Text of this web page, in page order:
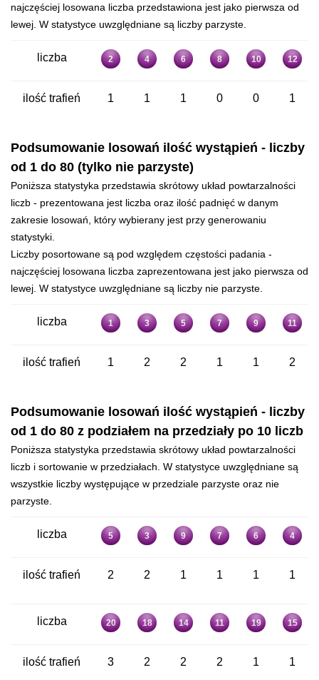
najczęściej losowana liczba przedstawiona jest jako pierwsza od
lewej. W statystyce uwzględniane są liczby parzyste.
liczba 2 4 6 8 10 12
ilość trafień 1 1 1 0 0 1
Podsumowanie losowań ilość wystąpień - liczby
od 1 do 80 (tylko nie parzyste)
Poniższa statystyka przedstawia skrótowy układ powtarzalności
liczb - prezentowana jest liczba oraz ilość padnięć w danym
zakresie losowań, który wybierany jest przy generowaniu
statystyki.
Liczby posortowane są pod względem częstości padania -
najczęściej losowana liczba zaprezentowana jest jako pierwsza od
lewej. W statystyce uwzględniane są liczby nie parzyste.
liczba 1 3 5 7 9 11
ilość trafień 1 2 2 1 1 2
Podsumowanie losowań ilość wystąpień - liczby
od 1 do 80 z podziałem na przedziały po 10 liczb
Poniższa statystyka przedstawia skrótowy układ powtarzalności
liczb i sortowanie w przedziałach. W statystyce uwzględniane są
wszystkie liczby występujące w przedziale parzyste oraz nie
parzyste.
liczba 5 3 9 7 6 4
ilość trafień 2 2 1 1 1 1
liczba 20 18 14 11 19 15
ilość trafień 3 2 2 2 1 1